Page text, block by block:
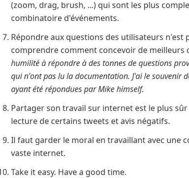
(zoom, drag, brush, ...) qui sont les plus
combinatoire d'événements.
Répondre aux questions des utilisateurs n'est
comprendre comment concevoir de meilleurs
humilité à répondre à des tonnes de questions
qui n'ont pas lu la documentation. J'ai le souvenir
ayant été répondues par Mike himself.
Partager son travail sur internet est le plus
lecture de certains tweets et avis négatifs.
Il faut garder le moral en travaillant avec une
vaste internet.
Take it easy. Have a good time.